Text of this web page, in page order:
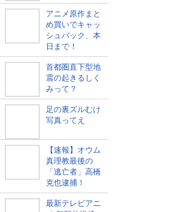
アニメ原作まと
め買いでキャッ
シュバック、本
日まで！
首都圏直下型地
震の起きるしく
みって？
足の裏ズルむけ
写真ってえ
【速報】オウム
真理教最後の
「逃亡者」高橋
克也逮捕！
最新テレビアニ